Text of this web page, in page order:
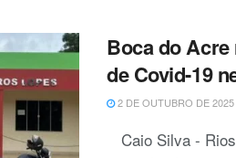
Boca do
de Covid-19
2 DE OUTUBRO DE 2025
Caio Silva -